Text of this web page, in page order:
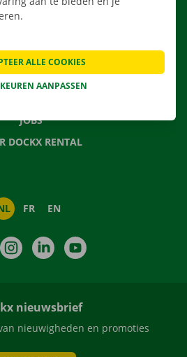
VRAGEN
NIEUWS
JOBS
DOCKX RENTAL
FR EN
InstagramLinkedIn
nieuwsbrief
nieuwigheden en promoties
AANPASSEN
ALLE COOKIES